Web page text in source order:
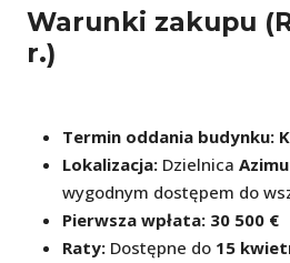
Warunki zakupu
r.)
Termin oddania budynku:
Lokalizacja: Dzielnica
wygodnym dostępem do
Pierwsza wpłata: 30 500 €
Raty: Dostępne do 15